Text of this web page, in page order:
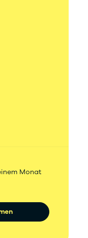
Monat